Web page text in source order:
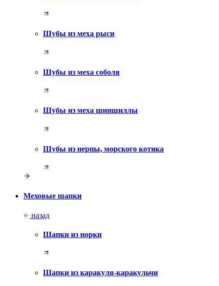
Шубы из меха рыси
Шубы из меха соболя
Шубы из меха шиншиллы
Шубы из нерпы, морского котика
Меховые шапки
назад
Шапки из норки
Шапки из каракуля-каракульчи